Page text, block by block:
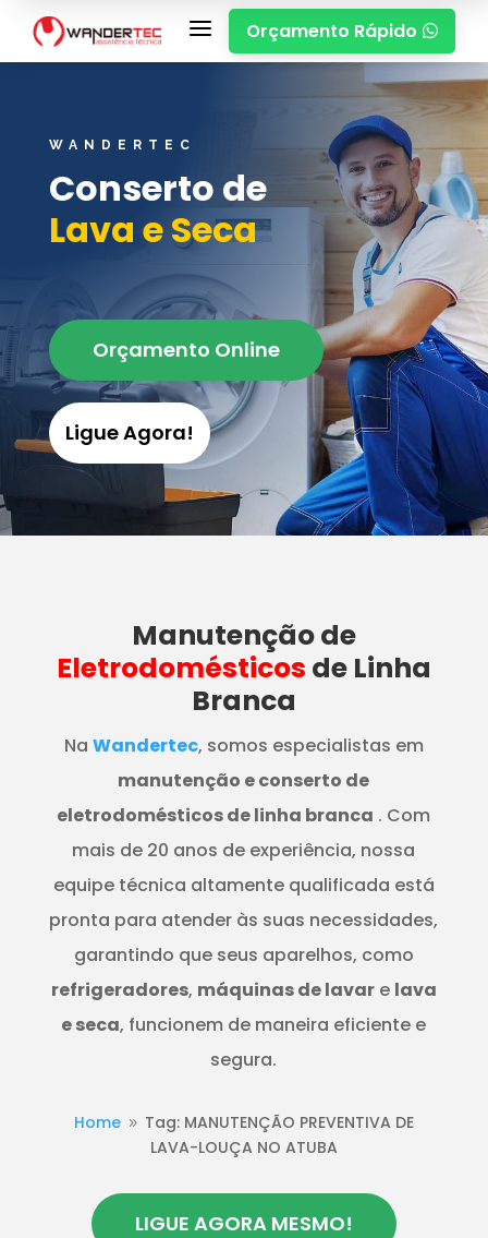
a Orçamento Rápido 
WANDERTEC
Conserto de
Lava e Seca
Orçamento Online
Ligue Agora!
Manutençãode
Eletrodomésticos de Linha
Branca
Na Wandertec, somos especialistas em
manutenção e conserto de
eletrodomésticos de linha branca . Com
mais de 20 anos de experiência, nossa
equipe técnica altamente qualificada está
pronta para atender às suas necessidades,
garantindo que seus aparelhos, como
refrigeradores, máquinas de lavare lava
e seca, funcionem de maneira eficiente e
segura.
Home 9 Tag: MANUTENÇÃO PREVENTIVA DE
LAVA-LOUÇA NO ATUBA
LIGUE AGORA MESMO!